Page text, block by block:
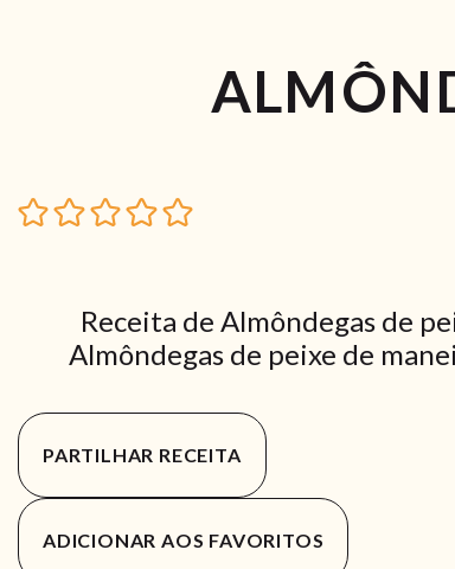
Receita de Almôndegas de
Almôndegas de peixe de
PARTILHAR RECEITA
ADICIONAR AOS FAVORITOS